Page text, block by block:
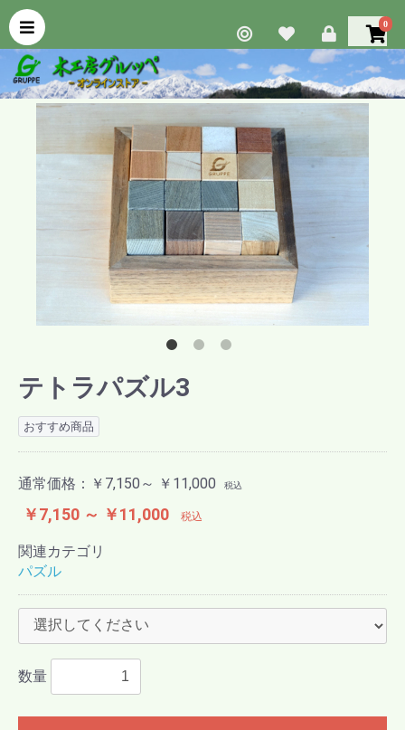
0
テトラパズル3
おすすめ商品
通常価格： ￥7,150～ ￥11,000 税込
￥7,150 ～ ￥11,000 税込
関連カテゴリ
パズル
数量